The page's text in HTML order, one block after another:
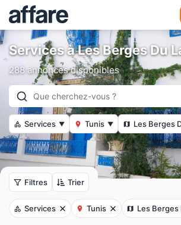
Services à Les Berges Du
288 annonces disponibles
Services ▼ Tunis ▼ Les Berges
Filtres Trier
Services Tunis Les Berges